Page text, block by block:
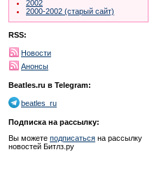
2002
2000-2002 (старый сайт)
RSS:
Новости
Анонсы
Beatles.ru в Telegram:
beatles_ru
Подписка на рассылку:
Вы можете подписаться на рассылку
новостей Битлз.ру